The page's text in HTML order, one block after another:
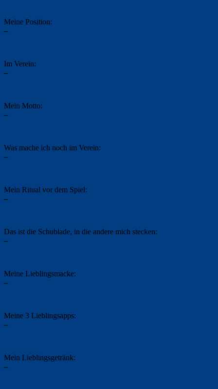
Meine Position:
–
Im Verein:
–
Mein Motto:
–
Was mache ich noch im Verein:
–
Mein Ritual vor dem Spiel:
–
Das ist die Schublade, in die andere mich stecken:
–
Meine Lieblingsmacke:
–
Meine 3 Lieblingsapps:
–
Mein Lieblingsgetränk:
–